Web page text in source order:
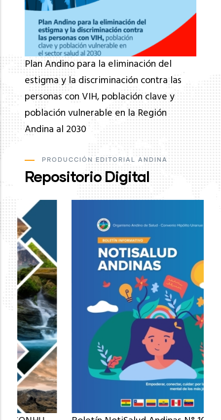
Plan Andino para la eliminación del
estigma y la discriminación contra las
personas con VIH, población clave y
población vulnerable en la Región
Andina al 2030
PRODUCCIÓN EDITORIAL ANDINA
Repositorio Digital